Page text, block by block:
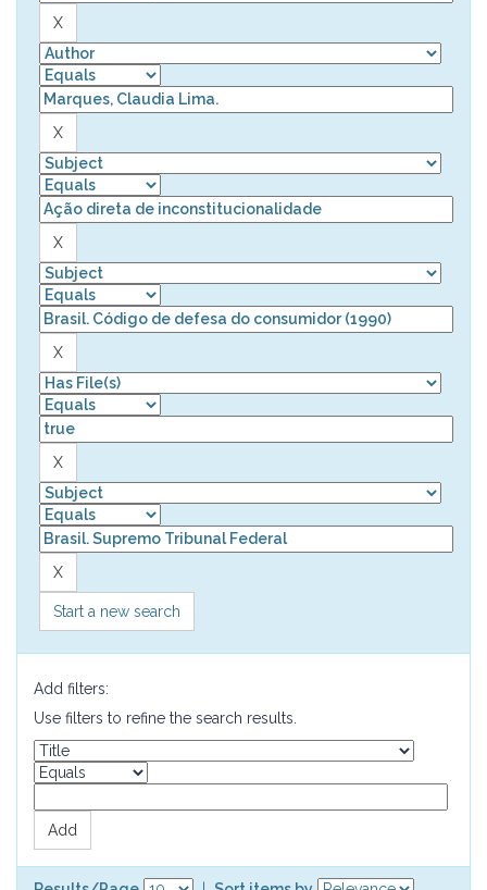
Start a new search
Add filters:
Use filters to refine the search results.